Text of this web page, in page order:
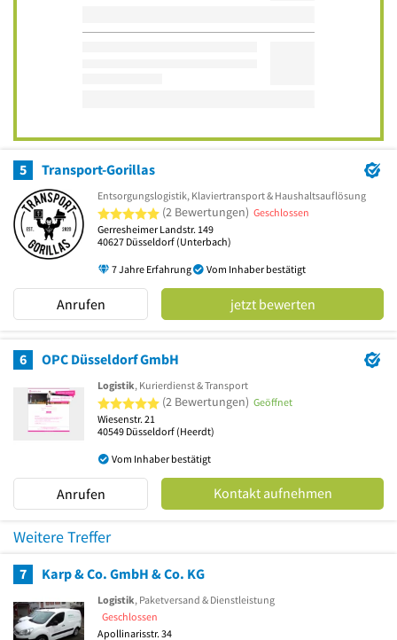
5 Transport-Gorillas
Entsorgungslogistik, Klaviertransport & Haushaltsauflösung
5 von 5 Sternen
(2 Bewertungen) Geschlossen
Gerresheimer Landstr. 149
40627 Düsseldorf (Unterbach)
7 Jahre Erfahrung Vom Inhaber bestätigt
Anrufen jetzt bewerten
6 OPC Düsseldorf GmbH
Logistik, Kurierdienst & Transport
5 von 5 Sternen
(2 Bewertungen) Geöffnet
Wiesenstr. 21
40549 Düsseldorf (Heerdt)
Vom Inhaber bestätigt
Anrufen Kontakt aufnehmen
Weitere Treffer
7 Karp & Co. GmbH & Co. KG
Logistik, Paketversand & Dienstleistung
Geschlossen
Apollinarisstr. 34